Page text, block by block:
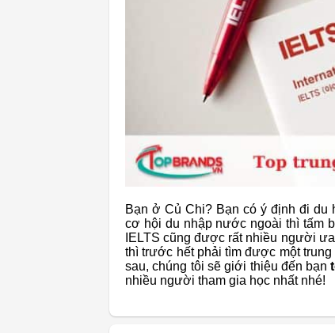
Bạn ở Củ Chi? Bạn có ý định đi du
cơ hội du nhập nước ngoài thì tấm
IELTS cũng được rất nhiều người
thì trước hết phải tìm được một
sau, chúng tôi sẽ giới thiệu đến bạn
nhiều người tham gia học nhất nhé!